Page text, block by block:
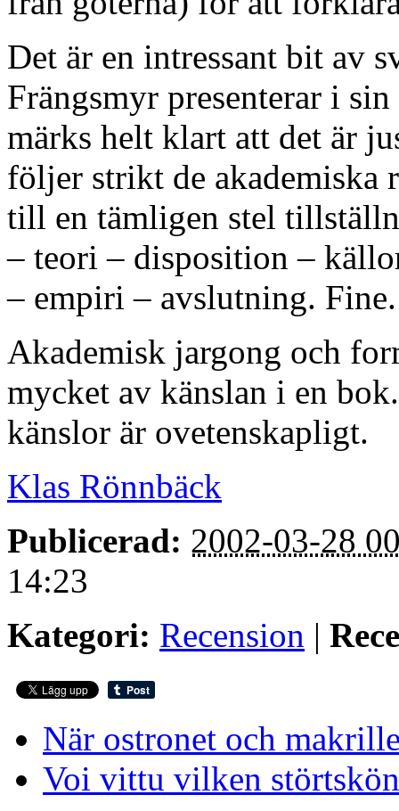
Det är en intressant bit av
Frängsmyr presenterar i
märks helt klart att det är
följer strikt de akademiska
till en tämligen stel
– teori – disposition –
– empiri – avslutning.
Akademisk jargong och
mycket av känslan i en
känslor är ovetenskapligt.
Klas Rönnbäck
Publicerad: 2002-03-28
14:23
Kategori: Recension |
När ostronet och
Voi vittu vilken